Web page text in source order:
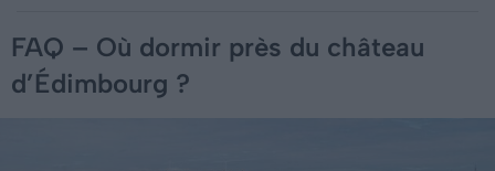
FAQ – Où dormir près du château
d’Édimbourg ?